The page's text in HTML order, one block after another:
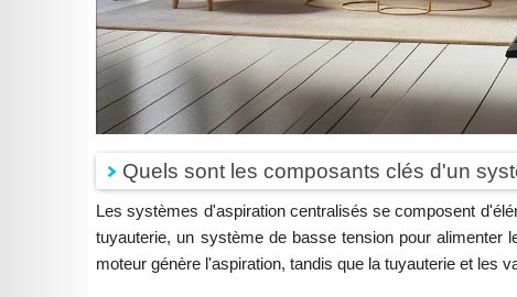
Quels sont les composants clés d'un
Les systèmes d'aspiration centralisés se composent
tuyauterie, un système de basse tension pour
moteur génère l'aspiration, tandis que la tuyauterie et les